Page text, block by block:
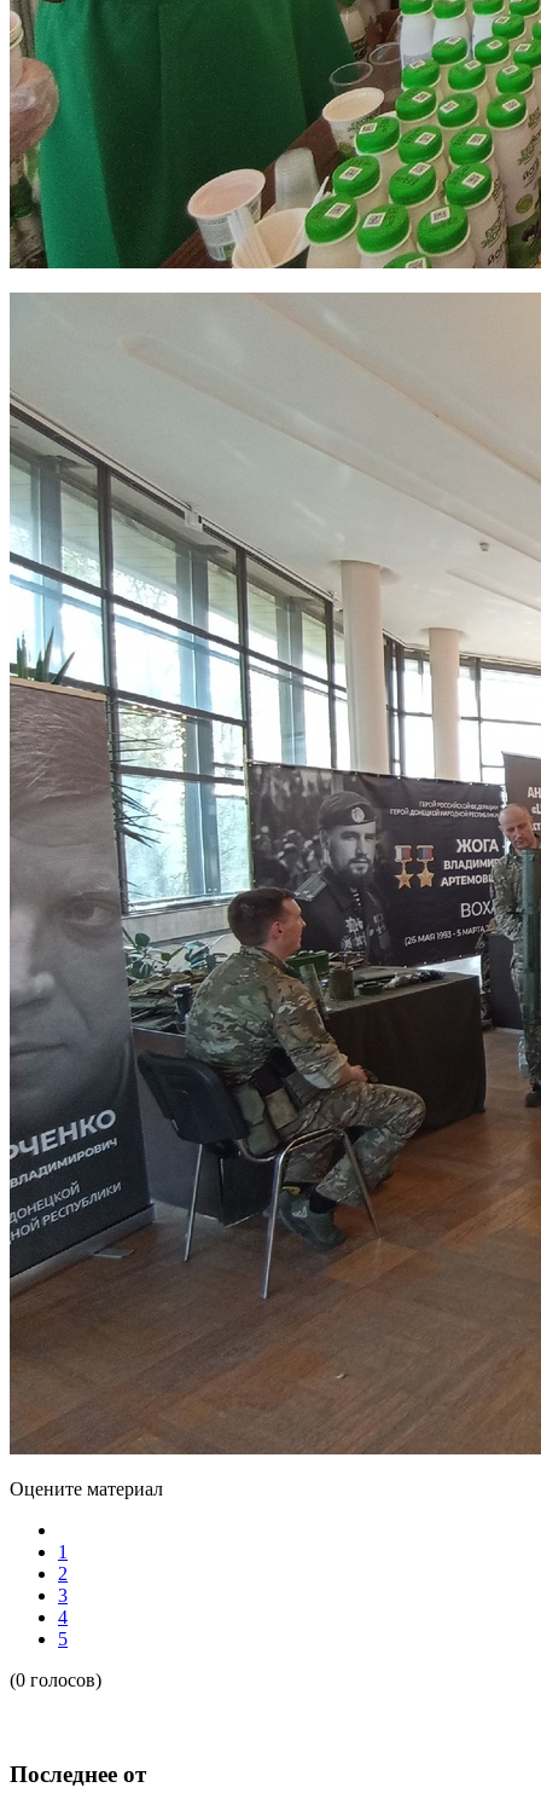
Оцените материал
1
2
3
4
5
(0 голосов)
Последнее от